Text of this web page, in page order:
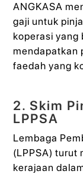
ANGKASA
gaji untuk
koperasi yang
mendapatkan
faedah yang
2. Skim
LPPSA
Lembaga
(LPPSA) turut
kerajaan